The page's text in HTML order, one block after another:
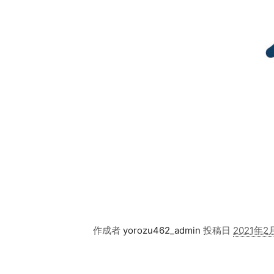
作成者 yorozu462_admin 投稿日 2021年2